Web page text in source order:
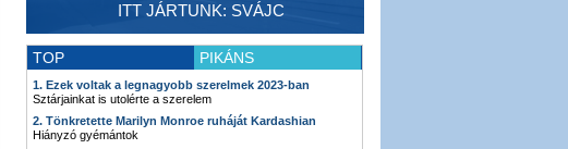
ITT JÁRTUNK: SVÁJC
TOP PIKÁNS
1. Ezek voltak a legnagyobb szerelmek 2023-ban
Sztárjainkat is utolérte a szerelem
2. Tönkretette Marilyn Monroe ruháját Kardashian
Hiányzó gyémántok